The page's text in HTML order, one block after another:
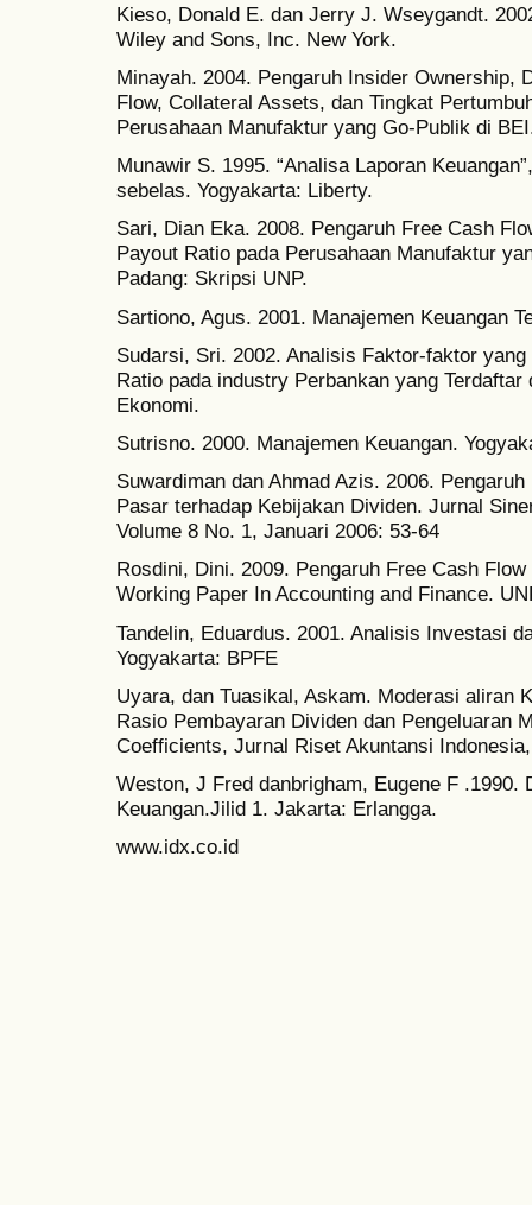
Kieso, Donald E. dan Jerry J. Wseygandt.
Wiley and Sons, Inc. New York.
Minayah. 2004. Pengaruh Insider Ownership,
Flow, Collateral Assets, dan Tingkat
Perusahaan Manufaktur yang Go-Publik di
Munawir S. 1995. “Analisa Laporan
sebelas. Yogyakarta: Liberty.
Sari, Dian Eka. 2008. Pengaruh Free Cash
Payout Ratio pada Perusahaan Manufaktur
Padang: Skripsi UNP.
Sartiono, Agus. 2001. Manajemen Keuangan
Sudarsi, Sri. 2002. Analisis Faktor-faktor
Ratio pada industry Perbankan yang
Ekonomi.
Sutrisno. 2000. Manajemen Keuangan.
Suwardiman dan Ahmad Azis. 2006.
Pasar terhadap Kebijakan Dividen. Jurnal
Volume 8 No. 1, Januari 2006: 53-64
Rosdini, Dini. 2009. Pengaruh Free Cash
Working Paper In Accounting and Finance.
Tandelin, Eduardus. 2001. Analisis Investasi
Yogyakarta: BPFE
Uyara, dan Tuasikal, Askam. Moderasi aliran
Rasio Pembayaran Dividen dan Pengeluaran
Coefficients, Jurnal Riset Akuntansi
Weston, J Fred danbrigham, Eugene F .1990.
Keuangan.Jilid 1. Jakarta: Erlangga.
www.idx.co.id